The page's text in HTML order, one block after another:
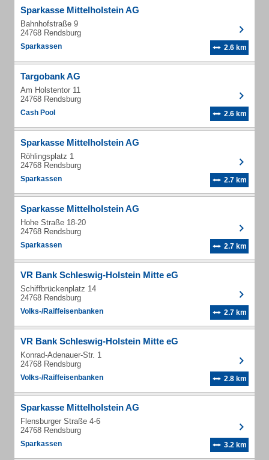
Sparkasse Mittelholstein AG
Bahnhofstraße 9
24768 Rendsburg
Sparkassen 2.6 km
Targobank AG
Am Holstentor 11
24768 Rendsburg
Cash Pool 2.6 km
Sparkasse Mittelholstein AG
Röhlingsplatz 1
24768 Rendsburg
Sparkassen 2.7 km
Sparkasse Mittelholstein AG
Hohe Straße 18-20
24768 Rendsburg
Sparkassen 2.7 km
VR Bank Schleswig-Holstein Mitte eG
Schiffbrückenplatz 14
24768 Rendsburg
Volks-/Raiffeisenbanken 2.7 km
VR Bank Schleswig-Holstein Mitte eG
Konrad-Adenauer-Str. 1
24768 Rendsburg
Volks-/Raiffeisenbanken 2.8 km
Sparkasse Mittelholstein AG
Flensburger Straße 4-6
24768 Rendsburg
Sparkassen 3.2 km